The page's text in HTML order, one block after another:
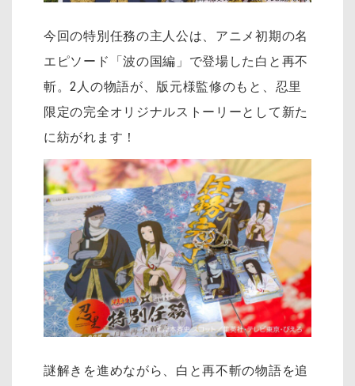
今回の特別任務の主人公は、アニメ初期の名
エピソード「波の国編」で登場した白と再不
斬。2人の物語が、版元様監修のもと、忍里
限定の完全オリジナルストーリーとして新た
に紡がれます！
謎解きを進めながら、白と再不斬の物語を追